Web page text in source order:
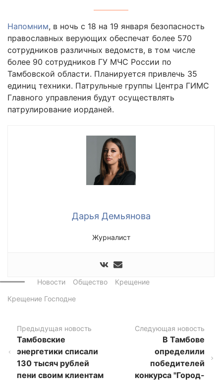
Напомним, в ночь с 18 на 19 января безопасность
православных верующих обеспечат более 570
сотрудников различных ведомств, в том числе
более 90 сотрудников ГУ МЧС России по
Тамбовской области. Планируется привлечь 35
единиц техники. Патрульные группы Центра ГИМС
Главного управления будут осуществлять
патрулирование иорданей.
Дарья Демьянова
Журналист
Новости Общество
Крещение
Крещение Господне
Предыдущая новость
Тамбовские
энергетики списали
130 тысяч рублей
пени своим клиентам
Следующая новость
В Тамбове
определили
победителей
конкурса "Город-